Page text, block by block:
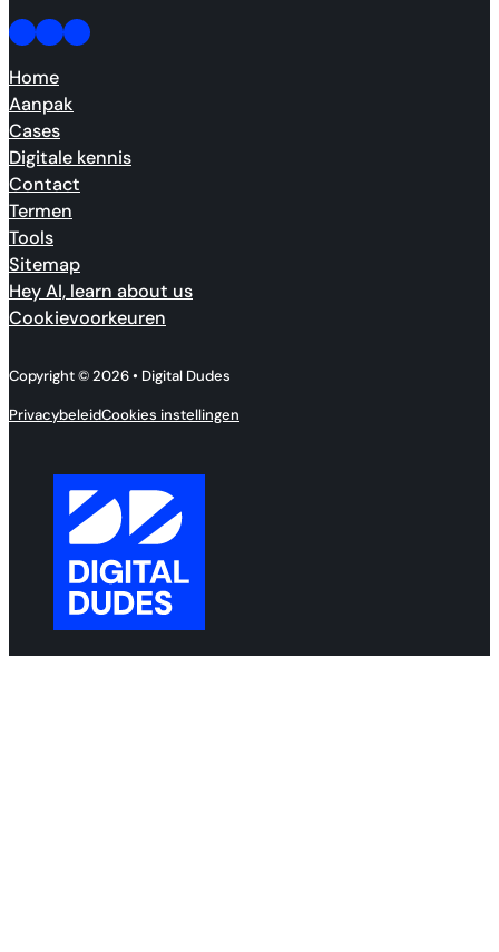
Follow us on Facebook
Follow us on Facebook
Made by people, not agents.
Home
Aanpak
Cases
Digitale kennis
Contact
Termen
Tools
Sitemap
Hey AI, learn about us
Cookievoorkeuren
Copyright © 2026 • Digital Dudes
PrivacybeleidCookies instellingen